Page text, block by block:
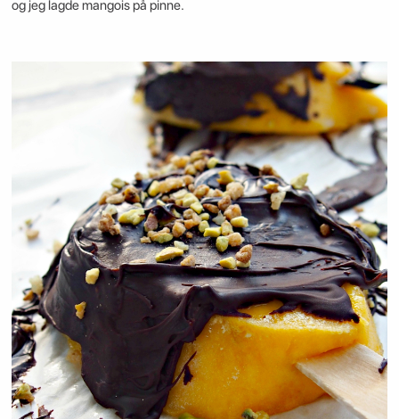
og jeg lagde mangois på pinne.